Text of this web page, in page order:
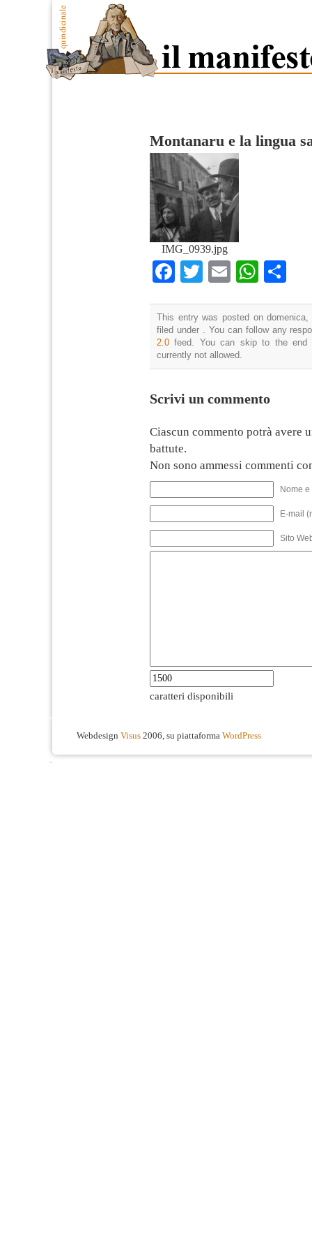
Montanaru e la lingua
IMG_0939.jpg
Facebook
TwitterEmail
This entry was posted on
filed under . You can follow any
2.0 feed. You can skip to the end
currently not allowed.
Scrivi un commento
Ciascun commento potrà avere
battute.
Non sono ammessi commenti
Nome
E-mail
Sito
caratteri disponibili
Webdesign Visus 2006, su piattaforma WordPress